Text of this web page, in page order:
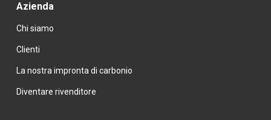
Azienda
Chi siamo
Clienti
La nostra impronta di carbonio
Diventare rivenditore